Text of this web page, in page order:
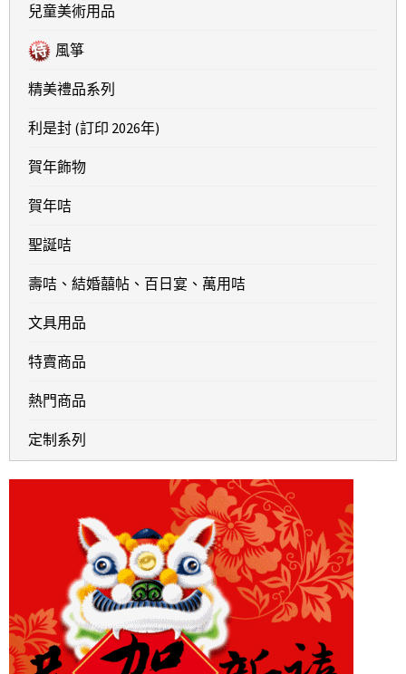
兒童美術用品
風箏
精美禮品系列
利是封 (訂印 2026年)
賀年飾物
賀年咭
聖誕咭
壽咭、結婚囍帖、百日宴、萬用咭
文具用品
特賣商品
熱門商品
定制系列